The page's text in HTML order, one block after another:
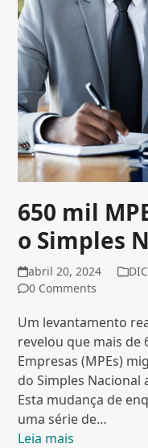
650 mil
o Simples
abril 20, 2024
0 Comments
Um levantamento
revelou que mais de
Empresas (MPEs)
do Simples Nacional
Esta mudança de
uma série de…
Leia mais